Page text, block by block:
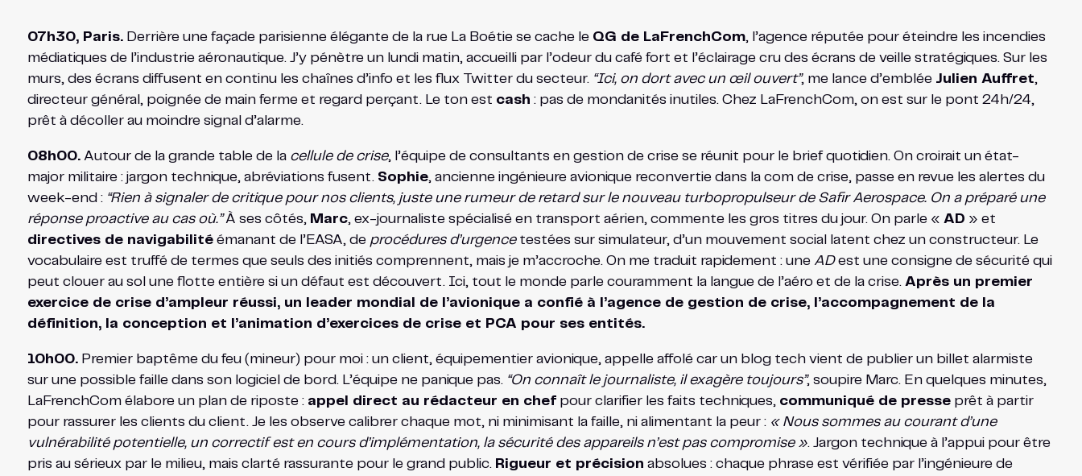
07h30, Paris.Derrière une façade parisienne élégante de la rue La Boétie se cache le QG de LaFrenchCom, l’agence réputée pour éteindre les incendies
médiatiques de l’industrie aéronautique. J’y pénètre un lundi matin, accueilli par l’odeur du café fort et l’éclairage cru des écrans de veille stratégiques. Sur les
murs, des écrans diffusent en continu les chaînes d’info et les flux Twitter du secteur. “Ici, on dort avec un œil ouvert”, me lance d’emblée Julien Auffret,
directeur général, poignée de main ferme et regard perçant. Le ton est cash : pas de mondanités inutiles. Chez LaFrenchCom, on est sur le pont 24h/24,
prêt à décoller au moindre signal d’alarme.
08h00.Autour de la grande table de la cellule de crise, l’équipe de consultants en gestion de crise se réunit pour le brief quotidien. On croirait un état-
major militaire : jargon technique, abréviations fusent. Sophie, ancienne ingénieure avionique reconvertie dans la com de crise, passe en revue les alertes du
week-end : “Rien à signaler de critique pour nos clients, juste une rumeur de retard sur le nouveau turbopropulseur de Safir Aerospace. On a préparé une
réponse proactive au cas où.”À ses côtés, Marc, ex-journaliste spécialisé en transport aérien, commente les gros titres du jour. On parle « AD » et
directives de navigabilitéémanant de l’EASA, de procédures d’urgencetestées sur simulateur, d’un mouvement social latent chez un constructeur. Le
vocabulaire est truffé de termes que seuls des initiés comprennent, mais je m’accroche. On me traduit rapidement : une ADest une consigne de sécurité qui
peut clouer au sol une flotte entière si un défaut est découvert. Ici, tout le monde parle couramment la langue de l’aéro et de la crise. Après un premier
exercice de crise d’ampleur réussi, un leader mondial de l’avionique a confié à l’agence de gestion de crise, l’accompagnement de la
définition, la conception et l’animation d’exercices de crise et PCA pour ses entités.
10h00.Premier baptême du feu (mineur) pour moi : un client, équipementier avionique, appelle affolé car un blog tech vient de publier un billet alarmiste
sur une possible faille dans son logiciel de bord. L’équipe ne panique pas. “On connaît le journaliste, il exagère toujours”, soupire Marc. En quelques minutes,
LaFrenchCom élabore un plan de riposte : appel direct au rédacteur en chefpour clarifier les faits techniques, communiqué de presseprêt à partir
pour rassurer les clients du client. Je les observe calibrer chaque mot, ni minimisant la faille, ni alimentant la peur : « Nous sommes au courant d’une
vulnérabilité potentielle, un correctif est en cours d’implémentation, la sécurité des appareils n’est pas compromise ». Jargon technique à l’appui pour être
pris au sérieux par le milieu, mais clarté rassurante pour le grand public. Rigueur et précision absolues : chaque phrase est vérifiée par l’ingénieure de